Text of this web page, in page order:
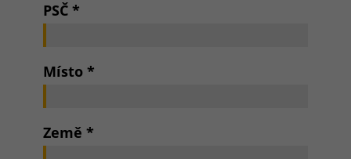
PSČ *
Místo *
Země *